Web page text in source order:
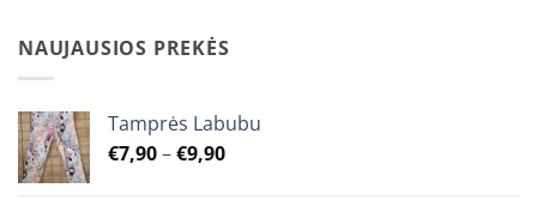
multiple
variants.
options
may
be
NAUJAUSIOS PREKĖS
Tamprės Labubu
€7,90–€9,90Price